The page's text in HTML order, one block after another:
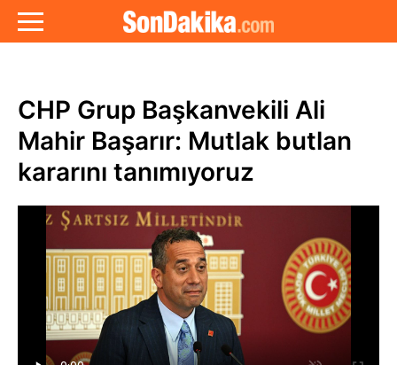
CHP Grup Başkanvekili Ali
Mahir Başarır: Mutlak butlan
kararını tanımıyoruz